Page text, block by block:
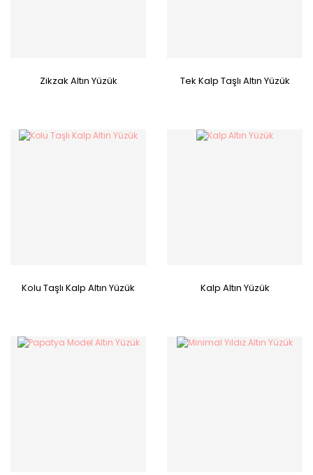
Zikzak Altın Yüzük Tek Kalp Taşlı Altın Yüzük
Kolu Taşlı Kalp Altın Yüzük Kalp Altın Yüzük